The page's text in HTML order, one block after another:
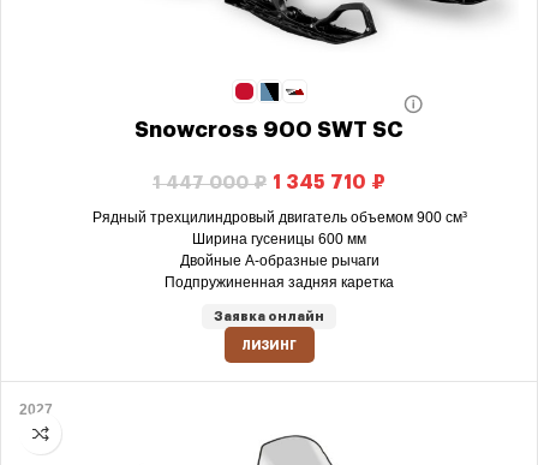
Snowcross 900 SWT SC
1 447 000₽ 1 345 710 ₽
Рядный трехцилиндровый двигатель объемом 900 см³
Ширина гусеницы 600 мм
Двойные А-образные рычаги
Подпружиненная задняя каретка
Заявка онлайн
ЛИЗИНГ
2027